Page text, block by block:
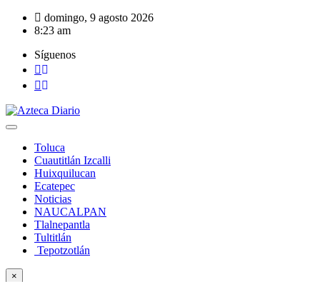
Saltar
domingo, 9 agosto 2026
8:23 am
Síguenos
Toluca
Cuautitlán Izcalli
Huixquilucan
Ecatepec
Noticias
NAUCALPAN
Tlalnepantla
Tultitlán
Tepotzotlán
×